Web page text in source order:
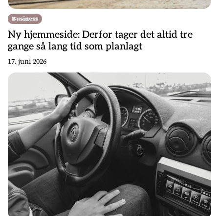
Business
Ny hjemmeside: Derfor tager det altid tre
gange så lang tid som planlagt
17. juni 2026